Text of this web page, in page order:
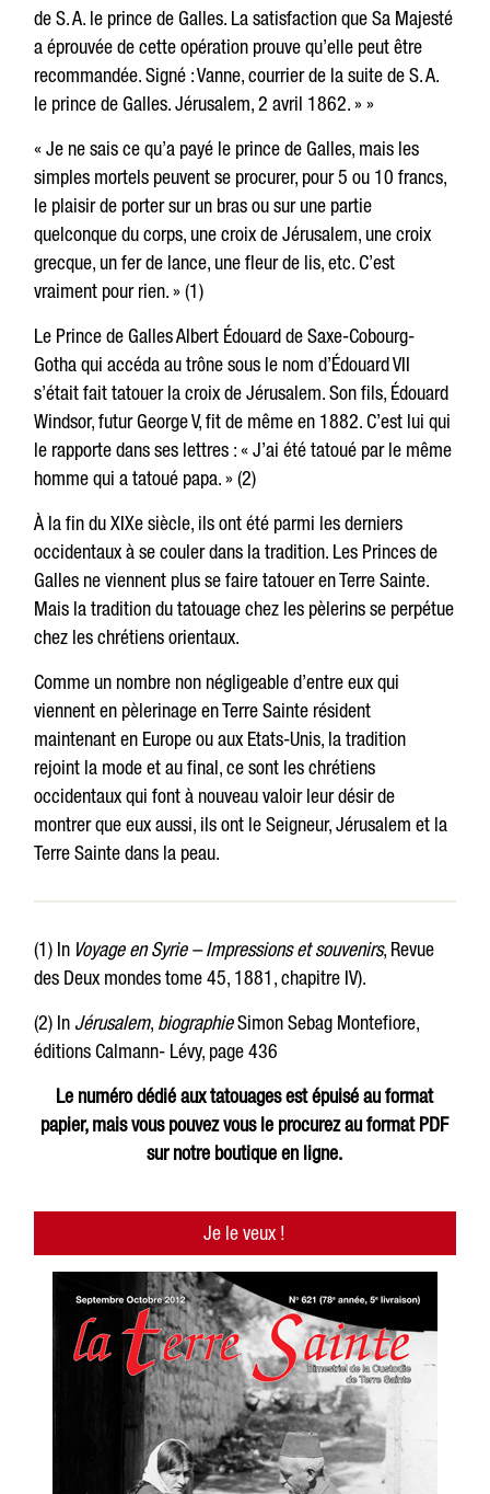
de S. A. le prince de Galles. La satisfaction que Sa Majesté
a éprouvée de cette opération prouve qu’elle peut être
recommandée. Signé : Vanne, courrier de la suite de S. A.
le prince de Galles. Jérusalem, 2 avril 1862. » »
« Je ne sais ce qu’a payé le prince de Galles, mais les
simples mortels peuvent se procurer, pour 5 ou 10 francs,
le plaisir de porter sur un bras ou sur une partie
quelconque du corps, une croix de Jérusalem, une croix
grecque, un fer de lance, une fleur de lis, etc. C’est
vraiment pour rien. » (1)
Le Prince de Galles Albert Édouard de Saxe-Cobourg-
Gotha qui accéda au trône sous le nom d’Édouard VII
s’était fait tatouer la croix de Jérusalem. Son fils, Édouard
Windsor, futur George V, fit de même en 1882. C’est lui qui
le rapporte dans ses lettres : « J’ai été tatoué par le même
homme qui a tatoué papa. » (2)
À la fin du XIXe siècle, ils ont été parmi les derniers
occidentaux à se couler dans la tradition. Les Princes de
Galles ne viennent plus se faire tatouer en Terre Sainte.
Mais la tradition du tatouage chez les pèlerins se perpétue
chez les chrétiens orientaux.
Comme un nombre non négligeable d’entre eux qui
viennent en pèlerinage en Terre Sainte résident
maintenant en Europe ou aux Etats-Unis, la tradition
rejoint la mode et au final, ce sont les chrétiens
occidentaux qui font à nouveau valoir leur désir de
montrer que eux aussi, ils ont le Seigneur, Jérusalem et la
Terre Sainte dans la peau.
(1) In Voyage en Syrie – Impressions et souvenirs, Revue
des Deux mondes tome 45, 1881, chapitre IV).
(2) In Jérusalem, biographieSimon Sebag Montefiore,
éditions Calmann- Lévy, page 436
Le numéro dédié aux tatouages est épuisé au format
papier, mais vous pouvez vous le procurez au format PDF
sur notre boutique en ligne.
Je le veux !